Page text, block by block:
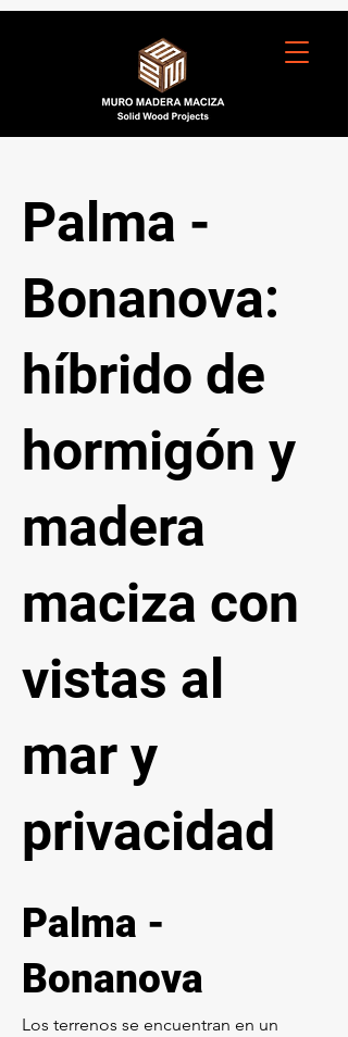
Palma -
Bonanova:
híbrido de
hormigón y
madera
maciza con
vistas al
mar y
privacidad
Palma -
Bonanova
Los terrenos se encuentran en un